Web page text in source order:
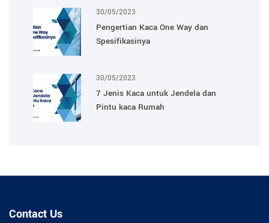
30/05/2023
Pengertian Kaca One Way dan
Spesifikasinya
30/05/2023
7 Jenis Kaca untuk Jendela dan
Pintu kaca Rumah
Contact Us